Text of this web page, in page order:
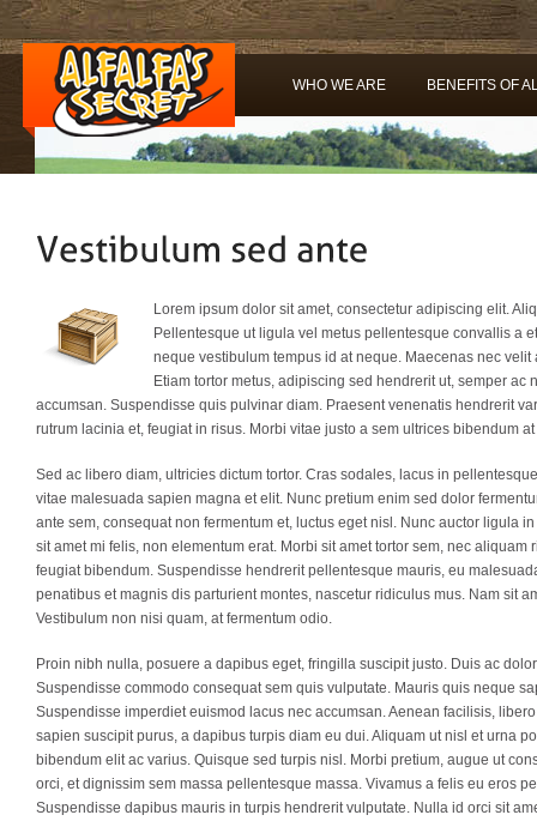
WHO WE ARE BENEFITS OF
Lorem ipsum dolor sit amet, consectetur adipiscing elit.
Pellentesque ut ligula vel metus pellentesque convallis a
neque vestibulum tempus id at neque. Maecenas nec
Etiam tortor metus, adipiscing sed hendrerit ut, semper ac
accumsan. Suspendisse quis pulvinar diam. Praesent venenatis hendrerit
rutrum lacinia et, feugiat in risus. Morbi vitae justo a sem ultrices bibendum
Sed ac libero diam, ultricies dictum tortor. Cras sodales, lacus in
vitae malesuada sapien magna et elit. Nunc pretium enim sed dolor
ante sem, consequat non fermentum et, luctus eget nisl. Nunc auctor ligula
sit amet mi felis, non elementum erat. Morbi sit amet tortor sem, nec aliquam
feugiat bibendum. Suspendisse hendrerit pellentesque mauris, eu
penatibus et magnis dis parturient montes, nascetur ridiculus mus. Nam sit
Vestibulum non nisi quam, at fermentum odio.
Proin nibh nulla, posuere a dapibus eget, fringilla suscipit justo. Duis ac
Suspendisse commodo consequat sem quis vulputate. Mauris quis neque
Suspendisse imperdiet euismod lacus nec accumsan. Aenean facilisis,
sapien suscipit purus, a dapibus turpis diam eu dui. Aliquam ut nisl et urna
bibendum elit ac varius. Quisque sed turpis nisl. Morbi pretium, augue ut
orci, et dignissim sem massa pellentesque massa. Vivamus a felis eu eros
Suspendisse dapibus mauris in turpis hendrerit vulputate. Nulla id orci sit